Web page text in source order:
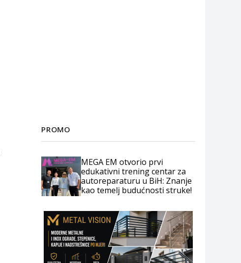
PROMO
MEGA EM otvorio prvi
edukativni trening centar za
autoreparaturu u BiH: Znanje
kao temelj budućnosti struke!